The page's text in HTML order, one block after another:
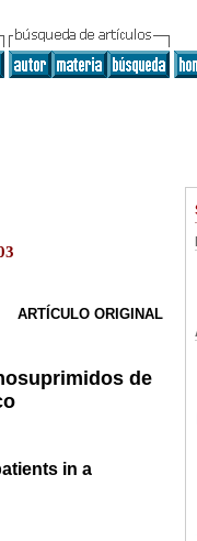
ARTÍCULO ORIGINAL
de
in a